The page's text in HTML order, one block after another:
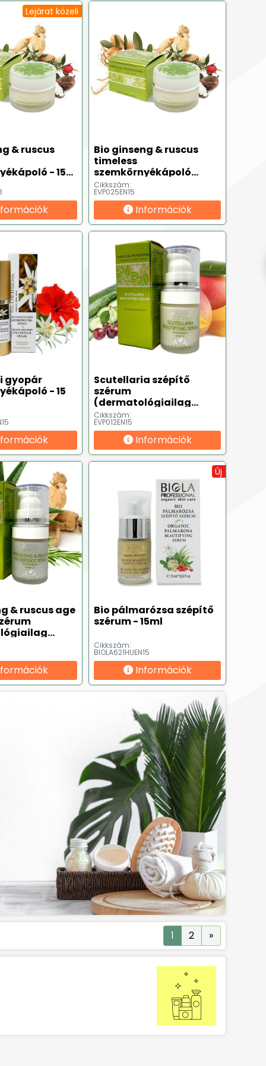
Lejárat közeli
& ruscus
- 15
közeli
Bio ginseng & ruscus
timeless
szemkörnyékápoló
(bőrgyógyászatilag
tesztelt ✔) - 15 ml
Cikkszám:
EVP025EN15
Információk
gyopár
- 15
Scutellaria szépítő
szérum
(dermatológiailag
tesztelt ✔) - 15 ml
Cikkszám:
EVP012EN15
Információk
& ruscus age
15 ml
Új
Bio pálmarózsa szépítő
szérum - 15ml
Cikkszám:
BIOLA621HUEN15
Információk
1 2 »Next